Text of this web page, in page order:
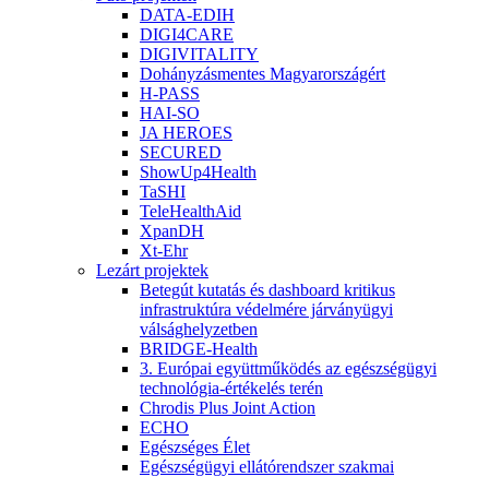
DATA-EDIH
DIGI4CARE
DIGIVITALITY
Dohányzásmentes Magyarországért
H-PASS
HAI-SO
JA HEROES
SECURED
ShowUp4Health
TaSHI
TeleHealthAid
XpanDH
Xt-Ehr
Lezárt projektek
Betegút kutatás és dashboard kritikus
infrastruktúra védelmére járványügyi
válsághelyzetben
BRIDGE-Health
3. Európai együttműködés az egészségügyi
technológia-értékelés terén
Chrodis Plus Joint Action
ECHO
Egészséges Élet
Egészségügyi ellátórendszer szakmai